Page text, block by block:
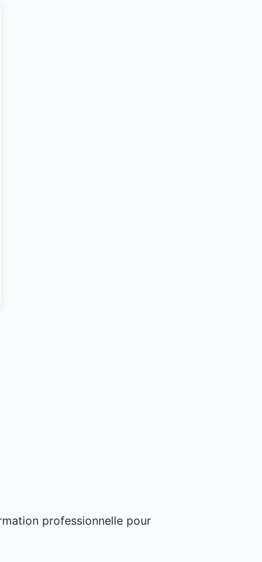
professionnelle pour